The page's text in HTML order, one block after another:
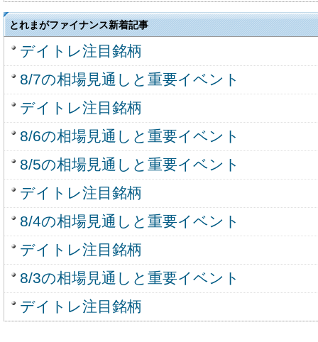
とれまがファイナンス新着記事
デイトレ注目銘柄
8/7の相場見通しと重要イベント
デイトレ注目銘柄
8/6の相場見通しと重要イベント
8/5の相場見通しと重要イベント
デイトレ注目銘柄
8/4の相場見通しと重要イベント
デイトレ注目銘柄
8/3の相場見通しと重要イベント
デイトレ注目銘柄